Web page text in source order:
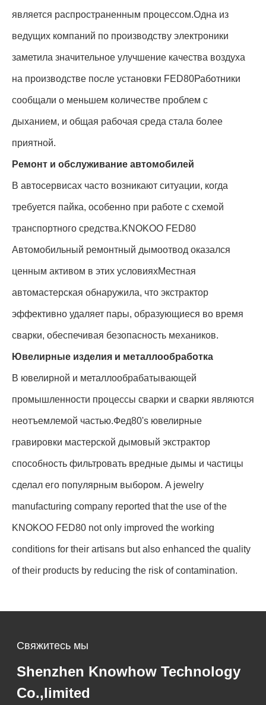
является распространенным процессом.Одна из
ведущих компаний по производству электроники
заметила значительное улучшение качества воздуха
на производстве после установки FED80Работники
сообщали о меньшем количестве проблем с
дыханием, и общая рабочая среда стала более
приятной.
Ремонт и обслуживание автомобилей
В автосервисах часто возникают ситуации, когда
требуется пайка, особенно при работе с схемой
транспортного средства.KNOKOO FED80
Автомобильный ремонтный дымоотвод оказался
ценным активом в этих условияхМестная
автомастерская обнаружила, что экстрактор
эффективно удаляет пары, образующиеся во время
сварки, обеспечивая безопасность механиков.
Ювелирные изделия и металлообработка
В ювелирной и металлообрабатывающей
промышленности процессы сварки и сварки являются
неотъемлемой частью.Фед80's ювелирные
гравировки мастерской дымовый экстрактор
способность фильтровать вредные дымы и частицы
сделал его популярным выбором. A jewelry
manufacturing company reported that the use of the
KNOKOO FED80 not only improved the working
conditions for their artisans but also enhanced the quality
of their products by reducing the risk of contamination.
Свяжитесь мы
Shenzhen Knowhow Technology
Co.,limited